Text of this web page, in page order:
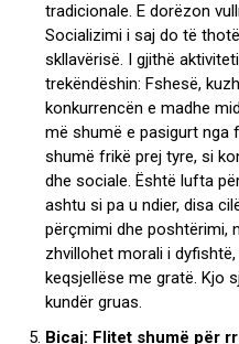
tradicionale. E dorëzon
Socializimi i saj do të
skllavërisë. I gjithë
trekëndëshin: Fshesë,
konkurrencën e madhe
më shumë e pasigurt nga
shumë frikë prej tyre, si
dhe sociale. Është lufta
ashtu si pa u ndier, disa
përçmimi dhe poshtërimi,
zhvillohet morali i
keqsjellëse me gratë. Kjo
kundër gruas.
Bicaj: Flitet shumë për